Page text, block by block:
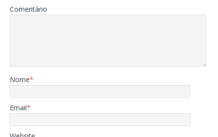
Comentário
Nome*
Email*